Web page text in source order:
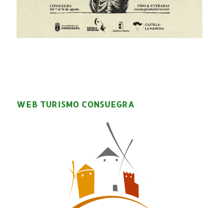
WEB TURISMO CONSUEGRA